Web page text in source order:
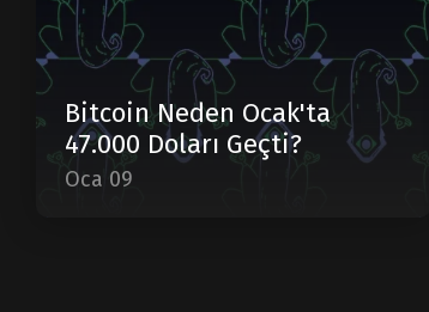
Bitcoin Neden Ocak'ta
47.000 Doları Geçti?
Oca 09